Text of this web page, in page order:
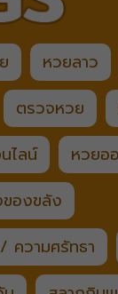
หวยลาว
ตรวจหวย
ไลน์
หวยอ
ของขลัง
ความศรัทธา